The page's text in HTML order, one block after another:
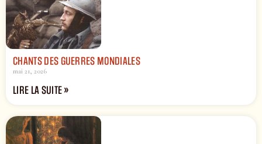
CHANTS DES GUERRES MONDIALES
mai 21, 2026
LIRE LA SUITE »